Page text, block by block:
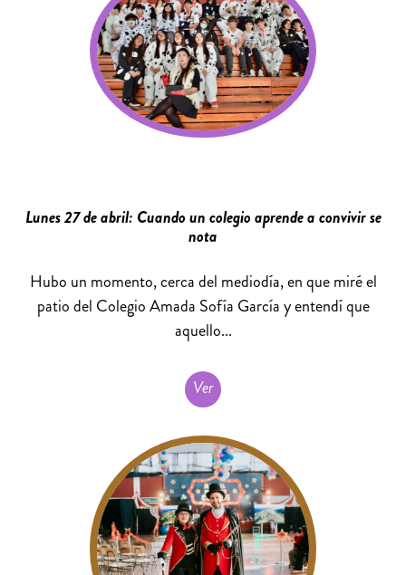
Lunes 27 de abril: Cuando un colegio aprende a convivir se
nota
Hubo un momento, cerca del mediodía, en que miré el
patio del Colegio Amada Sofía García y entendí que
aquello...
Ver